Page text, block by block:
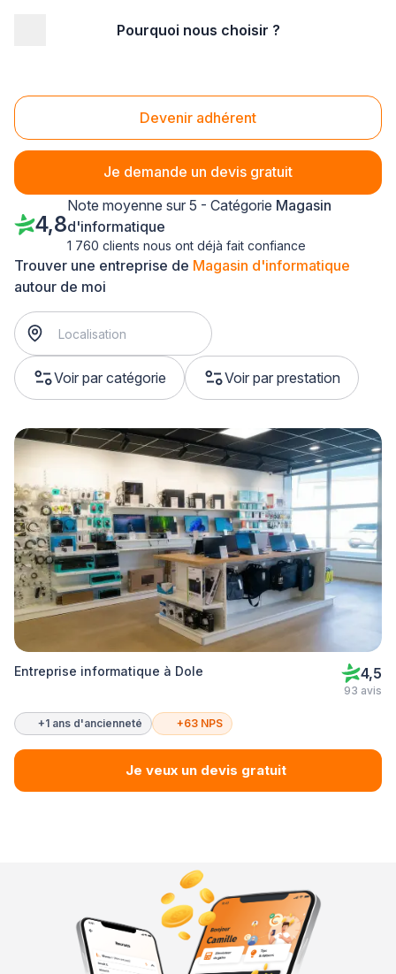
Pourquoi nous choisir ?
Devenir adhérent
Je demande un devis gratuit
Magasin d'informatique Franche-Comté
Trouver une entreprise de Magasin d'informatique
autour de moi
Voir par catégorie Voir par prestation
4,8
Note moyenne sur 5 - Catégorie Magasin
d'informatique
1 760 clients nous ont déjà fait confiance
Entreprise informatique à Dole 4,5
93 avis
+1 ans d'ancienneté +63 NPS
Je veux un devis gratuit